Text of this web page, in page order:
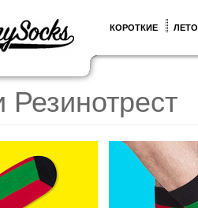
КОРОТКИЕ ЛЕТО
Резинотрест